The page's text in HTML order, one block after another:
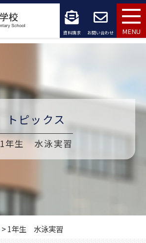
資料請求 お問い合わせ MENU
トピックス
1年生 水泳実習
>1年生 水泳実習